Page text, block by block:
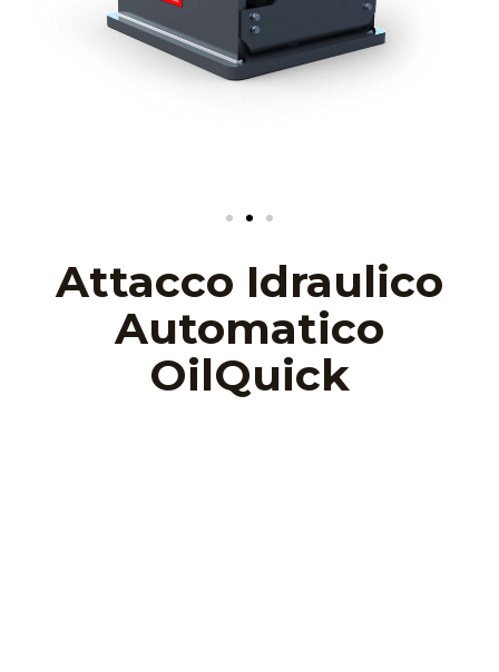
Attacco Idraulico
Automatico
OilQuick